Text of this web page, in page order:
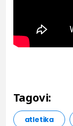
Tagovi:
atletika